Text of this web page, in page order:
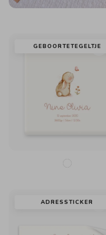
GEBOORTETEGELTJE
ADRESSTICKER